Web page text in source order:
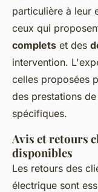
particulière à leur
ceux qui
complets et des
intervention.
celles proposées
des prestations
spécifiques.
Avis et retours
disponibles
Les retours des
électrique sont